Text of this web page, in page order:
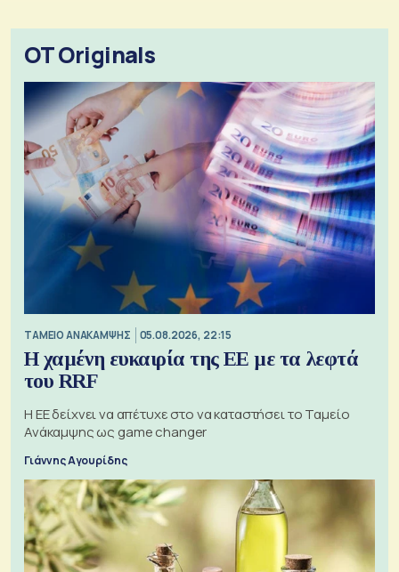
OT Originals
ΤΑΜΕΙΟ ΑΝΑΚΑΜΨΗΣ 05.08.2026, 22:15
Η χαμένη ευκαιρία της ΕΕ με τα λεφτά
του RRF
Η ΕΕ δείχνει να απέτυχε στο να καταστήσει το Ταμείο
Ανάκαμψης ως game changer
Γιάννης Αγουρίδης